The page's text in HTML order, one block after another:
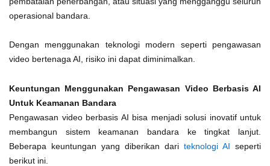
operasional bandara.
Dengan menggunakan teknologi modern seperti pengawasan
video bertenaga AI, risiko ini dapat diminimalkan.
Keuntungan Menggunakan Pengawasan Video Berbasis AI
Untuk Keamanan Bandara
Pengawasan video berbasis AI bisa menjadi solusi inovatif untuk
membangun sistem keamanan bandara ke tingkat lanjut.
Beberapa keuntungan yang diberikan dari teknologi AI seperti
berikut ini.